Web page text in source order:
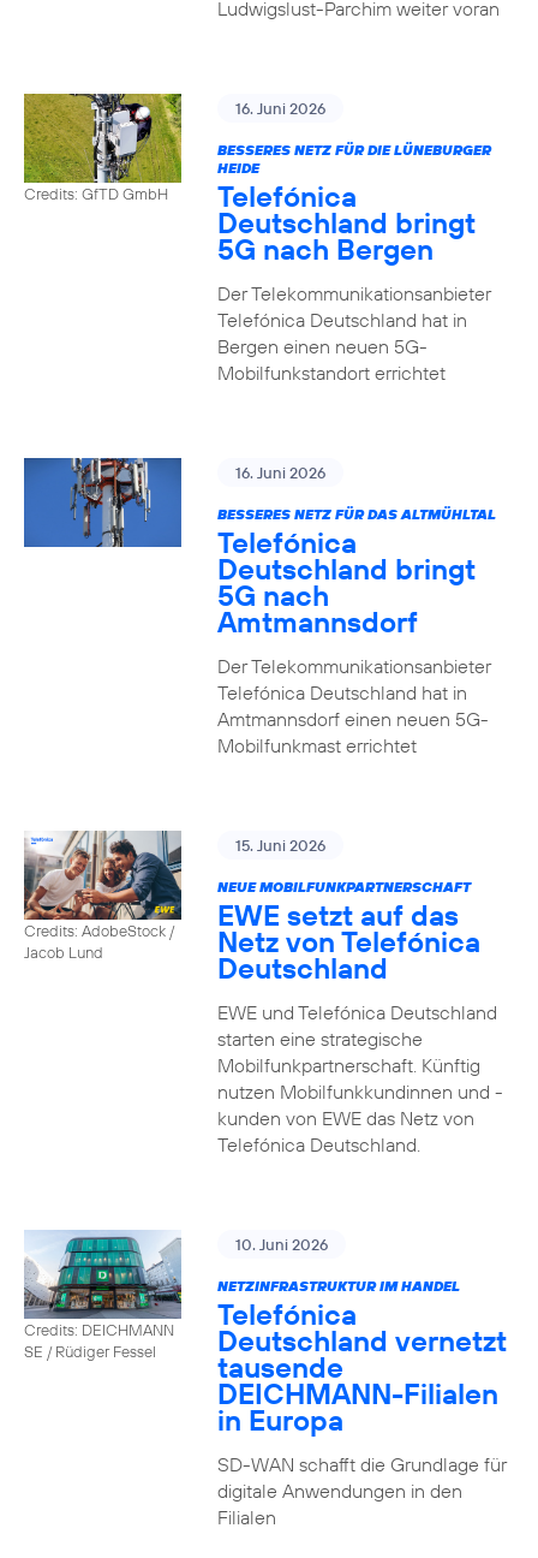
Ludwigslust-Parchim weiter voran
Credits: GfTD GmbH
16. Juni 2026
BESSERES NETZ FÜR DIE LÜNEBURGER
HEIDE
Telefónica
Deutschland bringt
5G nach Bergen
Der Telekommunikationsanbieter
Telefónica Deutschland hat in
Bergen einen neuen 5G-
Mobilfunkstandort errichtet
16. Juni 2026
BESSERES NETZ FÜR DAS ALTMÜHLTAL
Telefónica
Deutschland bringt
5G nach
Amtmannsdorf
Der Telekommunikationsanbieter
Telefónica Deutschland hat in
Amtmannsdorf einen neuen 5G-
Mobilfunkmast errichtet
Credits: AdobeStock /
Jacob Lund
15. Juni 2026
NEUE MOBILFUNKPARTNERSCHAFT
EWE setzt auf das
Netz von Telefónica
Deutschland
EWE und Telefónica Deutschland
starten eine strategische
Mobilfunkpartnerschaft. Künftig
nutzen Mobilfunkkundinnen und -
kunden von EWE das Netz von
Telefónica Deutschland.
Credits: DEICHMANN
SE / Rüdiger Fessel
10. Juni 2026
NETZINFRASTRUKTUR IM HANDEL
Telefónica
Deutschland vernetzt
tausende
DEICHMANN-Filialen
in Europa
SD-WAN schafft die Grundlage für
digitale Anwendungen in den
Filialen